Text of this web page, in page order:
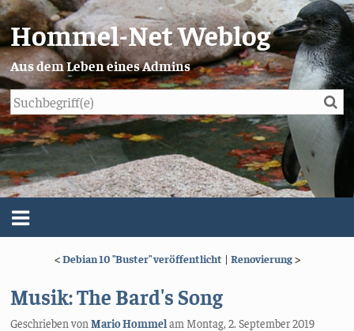
Hommel-Net Weblog
Aus dem Leben eines Admins
Menü
Impressum/Datenschutz
<Debian 10 "Buster" veröffentlicht | Renovierung>
Musik: The Bard's Song
Geschrieben vonMario Hommelam Montag, 2. September 2019